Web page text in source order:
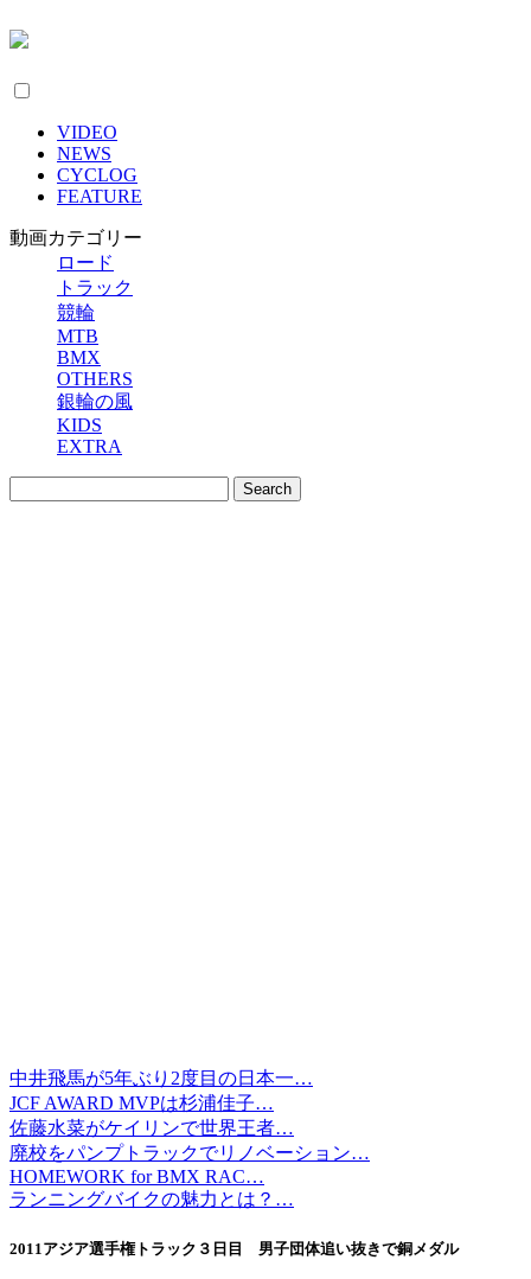
VIDEO
NEWS
CYCLOG
FEATURE
動画カテゴリー
ロード
トラック
競輪
MTB
BMX
OTHERS
銀輪の風
KIDS
EXTRA
中井飛馬が5年ぶり2度目の日本一…
JCF AWARD MVPは杉浦佳子…
佐藤水菜がケイリンで世界王者…
廃校をパンプトラックでリノベーション…
HOMEWORK for BMX RAC…
ランニングバイクの魅力とは？…
2011アジア選手権トラック３日目 男子団体追い抜きで銅メダル